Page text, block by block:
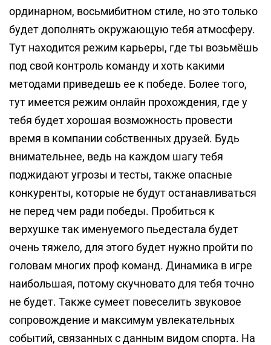
ординарном, восьмибитном стиле, но это только
будет дополнять окружающую тебя атмосферу.
Тут находится режим карьеры, где ты возьмёшь
под свой контроль команду и хоть какими
методами приведешь ее к победе. Более того,
тут имеется режим онлайн прохождения, где у
тебя будет хорошая возможность провести
время в компании собственных друзей. Будь
внимательнее, ведь на каждом шагу тебя
поджидают угрозы и тесты, также опасные
конкуренты, которые не будут останавливаться
не перед чем ради победы. Пробиться к
верхушке так именуемого пьедестала будет
очень тяжело, для этого будет нужно пройти по
головам многих проф команд. Динамика в игре
наибольшая, потому скучновато для тебя точно
не будет. Также сумеет повеселить звуковое
сопровождение и максимум увлекательных
событий, связанных с данным видом спорта. На